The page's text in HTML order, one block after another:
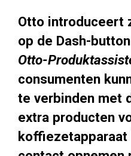
Otto introduceert
op de Dash-
Otto-
consumenten
te verbinden met
extra producten